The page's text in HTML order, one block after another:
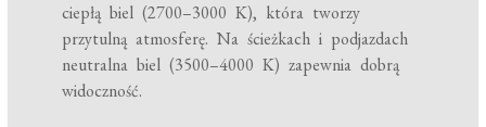
ciepłą biel (2700–3000 K), która tworzy
przytulną atmosferę. Na ścieżkach i podjazdach
neutralna biel (3500–4000 K) zapewnia dobrą
widoczność.